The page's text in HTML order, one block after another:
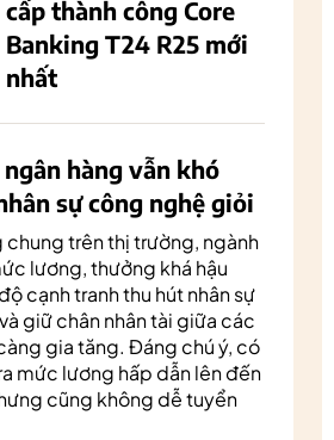
cấp thành công Core
Banking T24 R25 mới
nhất
hàng vẫn khó
sự công nghệ giỏi
chung trên thị trường, ngành
lương, thưởng khá hậu
cạnh tranh thu hút nhân sự
giữ chân nhân tài giữa các
gia tăng. Đáng chú ý, có
mức lương hấp dẫn lên đến
cũng không dễ tuyển